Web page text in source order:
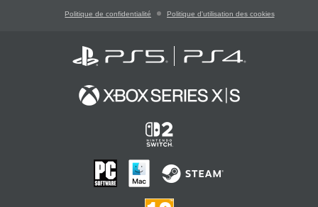
Politique de confidentialité Politique d'utilisation des cookies